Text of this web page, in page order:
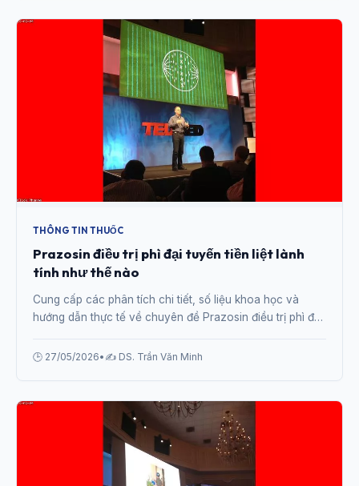
THÔNG TIN THUỐC
Prazosin điều trị phì đại tuyến tiền liệt lành
tính như thế nào
Cung cấp các phân tích chi tiết, số liệu khoa học và
hướng dẫn thực tế về chuyên đề Prazosin điều trị phì đại
🕒 27/05/2026• ✍️ DS. Trần Văn Minh